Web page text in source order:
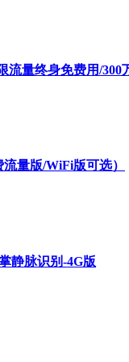
流量终身免费用/300
量版/WiFi版可选）
静脉识别-4G版